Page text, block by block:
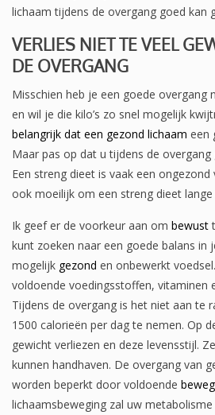
lichaam tijdens de overgang goed kan
VERLIES NIET TE VEEL
DE OVERGANG
Misschien heb je een goede overgang
en wil je die kilo’s zo snel mogelijk
belangrijk dat een gezond lichaam een
Maar pas op dat u tijdens de
Een streng dieet is vaak een
ook moeilijk om een ​​streng dieet
Ik geef er de voorkeur aan om bewust
kunt zoeken naar een goede balans in
mogelijk gezond en onbewerkt
voldoende voedingsstoffen, vitaminen
Tijdens de overgang is het niet aan te
1500 calorieën per dag te nemen. Op
gewicht verliezen en deze levensstijl.
kunnen handhaven. De overgang van
worden beperkt door voldoende
lichaamsbeweging zal uw